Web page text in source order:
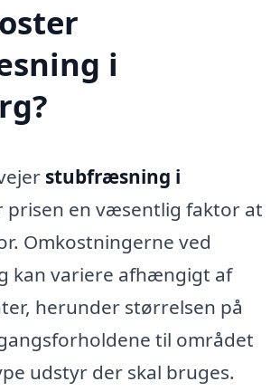
i
stubfræsning i
prisen en væsentlig faktor at
Omkostningerne ved
kan variere afhængigt af
herunder størrelsen på
til området
udstyr der skal bruges.